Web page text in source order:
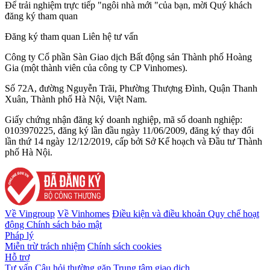
Để trải nghiệm trực tiếp "ngôi nhà mới "của bạn, mời Quý khách
đăng ký tham quan
Đăng ký tham quan Liên hệ tư vấn
Công ty Cổ phần Sàn Giao dịch Bất động sản Thành phố Hoàng
Gia (một thành viên của công ty CP Vinhomes).
Số 72A, đường Nguyễn Trãi, Phường Thượng Đình, Quận Thanh
Xuân, Thành phố Hà Nội, Việt Nam.
Giấy chứng nhận đăng ký doanh nghiệp, mã số doanh nghiệp:
0103970225, đăng ký lần đầu ngày 11/06/2009, đăng ký thay đổi
lần thứ 14 ngày 12/12/2019, cấp bởi Sở Kế hoạch và Đầu tư Thành
phố Hà Nội.
Về Vingroup Về Vinhomes Điều kiện và điều khoản Quy chế hoạt
động Chính sách bảo mật
Pháp lý
Miễn trừ trách nhiệm Chính sách cookies
Hỗ trợ
Tư vấn Câu hỏi thường gặp Trung tâm giao dịch